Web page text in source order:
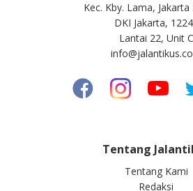
Kec. Kby. Lama, Jakarta
DKI Jakarta,
Lantai 22, Unit C
Tentang
Tentang Kami
Redaksi